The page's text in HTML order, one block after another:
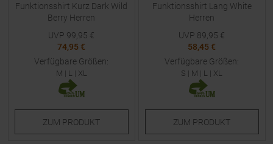
Funktionsshirt Kurz Dark Wild
Berry Herren
UVP 99,95 €
74,95 €
Verfügbare Größen:
M | L | XL
ZUM PRODUKT
Funktionsshirt Lang White
Herren
UVP 89,95 €
58,45 €
Verfügbare Größen:
S | M | L | XL
ZUM PRODUKT